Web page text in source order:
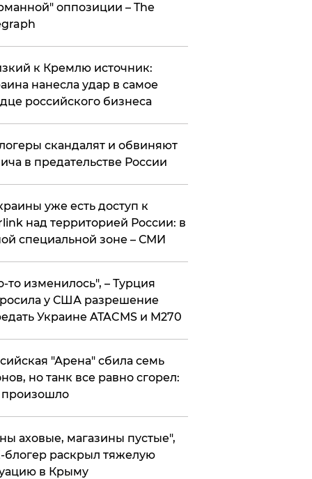
оппозиции – The
к Кремлю источник:
нанесла удар в самое
российского бизнеса
скандалят и обвиняют
в предательстве России
уже есть доступ к
над территорией России: в
специальной зоне – СМИ
то изменилось", – Турция
у США разрешение
Украине ATACMS и M270
"Арена" сбила семь
но танк все равно сгорел:
произошло
аховые, магазины пустые",
раскрыл тяжелую
в Крыму